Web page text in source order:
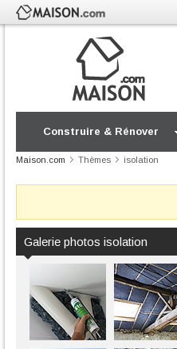
Construire & Rénover
Maison.com Thèmes isolation
Galerie photos isolation